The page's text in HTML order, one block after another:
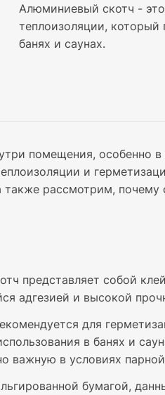
Алюминиевый скотч -
теплоизоляции, который
банях и саунах.
помещения, особенно
и
рассмотрим, почему
представляет собой
адгезией и высокой
для
в банях и
важную в условиях
бумагой,